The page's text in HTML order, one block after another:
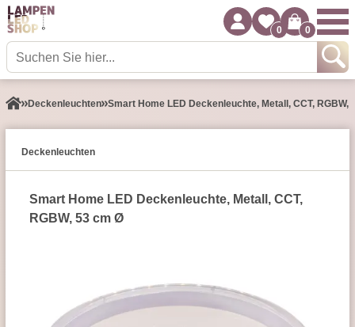
0 0
Decken­leuchten Smart Home LED Deckenleuchte, Metall, CCT, RGBW,
Decken­leuchten
Smart Home LED Deckenleuchte, Metall, CCT,
RGBW, 53 cm Ø